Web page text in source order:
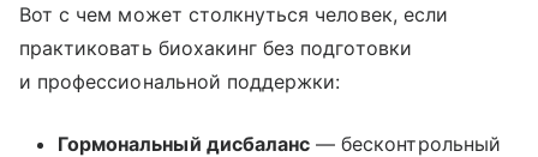
Вот с чем может столкнуться человек, если
практиковать биохакинг без подготовки
и профессиональной поддержки:
Гормональный дисбаланс — бесконтрольный